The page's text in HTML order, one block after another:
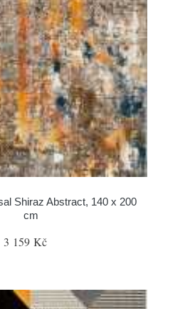
Shiraz Abstract, 140 x 200
cm
3 159 Kč